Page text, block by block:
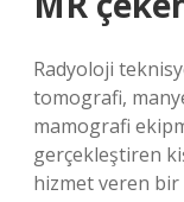
Radyoloji
tomografi,
mamografi
gerçekleştiren
hizmet veren bir